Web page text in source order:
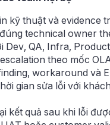
kỹ thuật và evidence
technical owner
Dev, QA, Infra,
theo mốc
workaround và
gian sửa lỗi với
kết quả sau khi lỗi